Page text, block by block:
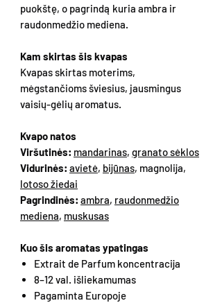
puokštę, o pagrindą kuria ambra ir
raudonmedžio mediena.
Kam skirtas šis kvapas
Kvapas skirtas moterims,
mėgstančioms šviesius, jausmingus
vaisių-gėlių aromatus.
Kvapo natos
Viršutinės: mandarinas, granato sėklos
Vidurinės: avietė, bijūnas, magnolija,
lotoso žiedai
Pagrindinės: ambra, raudonmedžio
mediena, muskusas
Kuo šis aromatas ypatingas
Extrait de Parfum koncentracija
8–12 val. išliekamumas
Pagaminta Europoje